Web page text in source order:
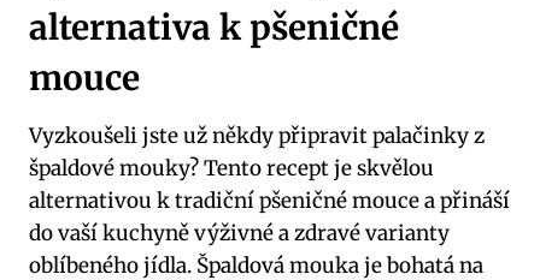
alternativa k pšeničné
mouce
Vyzkoušeli jste už někdy připravit palačinky z
špaldové mouky? Tento recept je skvělou
alternativou k tradiční pšeničné mouce a přináší
do vaší kuchyně výživné a zdravé varianty
oblíbeného jídla. Špaldová mouka je bohatá na